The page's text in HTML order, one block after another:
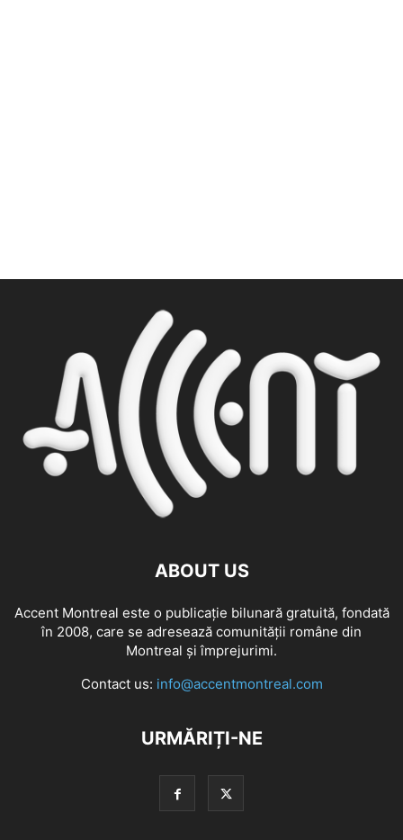
ABOUT US
Accent Montreal este o publicație bilunară gratuită, fondată
în 2008, care se adresează comunităţii române din
Montreal şi împrejurimi.
Contact us: info@accentmontreal.com
URMĂRIȚI-NE